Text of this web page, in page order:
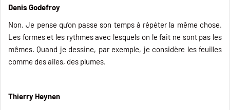
Denis Godefroy
Non. Je pense qu’on passe son temps à répéter la même chose.
Les formes et les rythmes avec lesquels on le fait ne sont pas les
mêmes. Quand je dessine, par exemple, je considère les feuilles
comme des ailes, des plumes.
Thierry Heynen